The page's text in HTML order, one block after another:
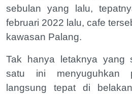
sebulan yang lalu,
februari 2022 lalu, cafe
kawasan Palang.
Tak hanya letaknya yang
satu ini menyuguhkan
langsung tepat di